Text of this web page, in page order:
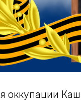
оккупации